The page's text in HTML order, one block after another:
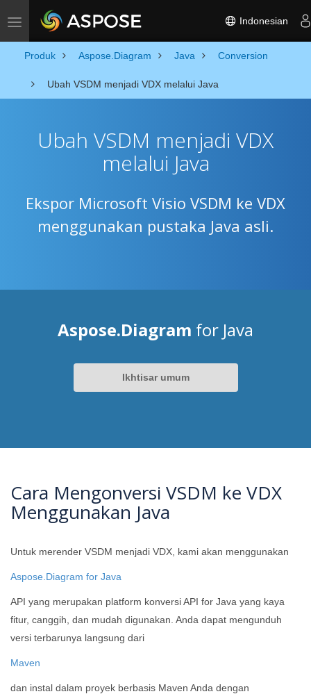
Toggle navigation Indonesian
Produk Aspose.Diagram Java Conversion
Ubah VSDM menjadi VDX melalui Java
Ubah VSDM menjadi VDX
melalui Java
Ekspor Microsoft Visio VSDM ke VDX
menggunakan pustaka Java asli.
Aspose.Diagram for Java
Ikhtisar umum
Cara Mengonversi VSDM ke VDX
Menggunakan Java
Untuk merender VSDM menjadi VDX, kami akan menggunakan
Aspose.Diagram for Java
API yang merupakan platform konversi API for Java yang kaya
fitur, canggih, dan mudah digunakan. Anda dapat mengunduh
versi terbarunya langsung dari
Maven
dan instal dalam proyek berbasis Maven Anda dengan